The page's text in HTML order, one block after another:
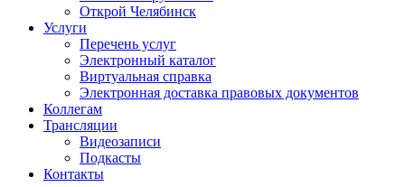
Открой Челябинск
Услуги
Перечень услуг
Электронный каталог
Виртуальная справка
Электронная доставка правовых документов
Коллегам
Трансляции
Видеозаписи
Подкасты
Контакты